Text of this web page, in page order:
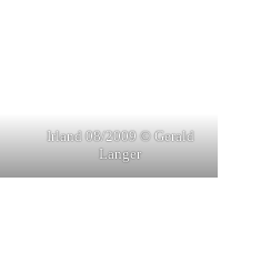
Irland 08/2009 © Gerald
Langer